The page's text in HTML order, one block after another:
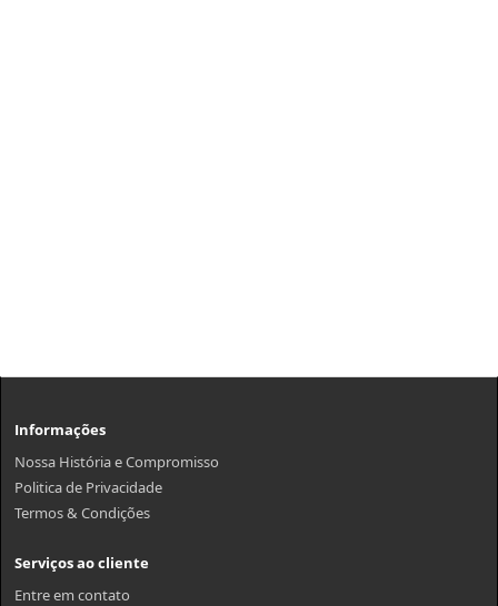
Informações
Nossa História e Compromisso
Politica de Privacidade
Termos & Condições
Serviços ao cliente
Entre em contato